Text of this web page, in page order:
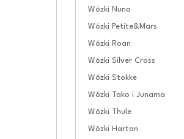
Wózki Nuna
Wózki Petite&Mars
Wózki Roan
Wózki Silver Cross
Wózki Stokke
Wózki Tako i Junama
Wózki Thule
Wózki Hartan